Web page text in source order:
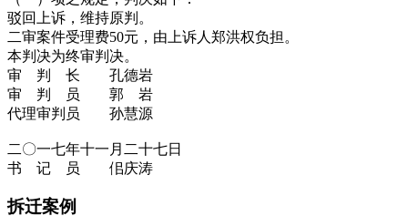
驳回上诉，维持原判。
二审案件受理费50元，由上诉人郑洪权负担。
本判决为终审判决。
审 判 长 孔德岩
审 判 员 郭 岩
代理审判员 孙慧源
二〇一七年十一月二十七日
书 记 员 佀庆涛
拆迁案例